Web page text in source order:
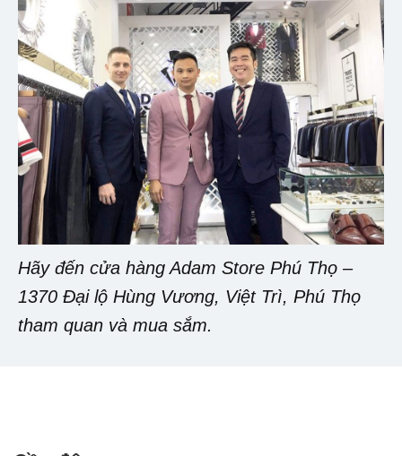
Hãy đến cửa hàng Adam Store Phú Thọ –
1370 Đại lộ Hùng Vương, Việt Trì, Phú Thọ
tham quan và mua sắm.